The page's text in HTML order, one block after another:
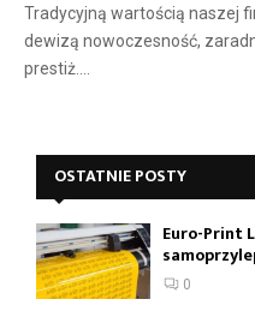
Tradycyjną wartością naszej
dewizą nowoczesność,
prestiż....
OSTATNIE POSTY
Euro-Print
0